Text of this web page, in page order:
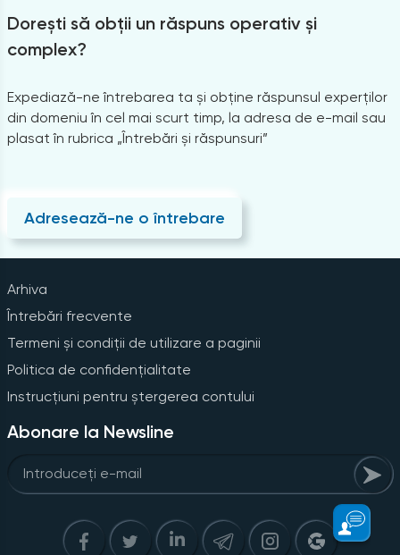
Dorești să obții un răspuns operativ și
complex?
Expediază-ne întrebarea ta și obține răspunsul experților
din domeniu în cel mai scurt timp, la adresa de e-mail sau
plasat în rubrica „Întrebări și răspunsuri”
Adresează-ne o întrebare
Arhiva
Întrebări frecvente
Termeni și condiții de utilizare a paginii
Politica de confidențialitate
Instrucțiuni pentru ștergerea contului
Abonare la Newsline